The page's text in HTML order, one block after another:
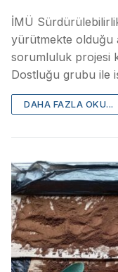
İMÜ
yürütmekte olduğu
sorumluluk projesi
Dostluğu grubu ile
DAHA FAZLA OKU...